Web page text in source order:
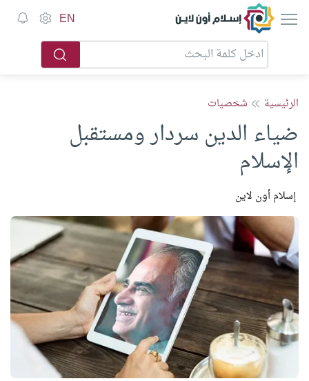
إسلام أون لاين EN
الرئيسية شخصيات
ضياء الدين سردار ومستقبل
الإسلام
إسلام أون لاين